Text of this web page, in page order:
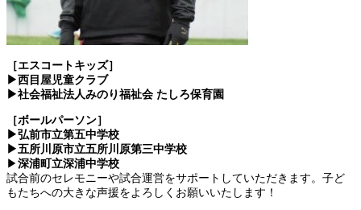
［エスコートキッズ］
▶西目屋児童クラブ
▶社会福祉法人みのり福祉会 たしろ保育園
［ボールパーソン］
▶弘前市立第五中学校
▶五所川原市立五所川原第三中学校
▶深浦町立深浦中学校
試合前のセレモニーや試合運営をサポートしていただきます。子ど
もたちへの大きな声援をよろしくお願いいたします！